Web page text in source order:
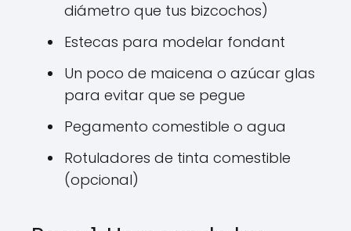
diámetro que tus bizcochos)
Estecas para modelar fondant
Un poco de maicena o azúcar glas
para evitar que se pegue
Pegamento comestible o agua
Rotuladores de tinta comestible
(opcional)